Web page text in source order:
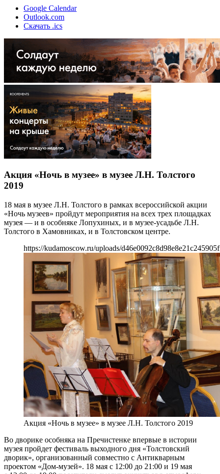
Google Calendar
Outlook.com
Скачать .ics
Акция «Ночь в музее» в музее Л.Н. Толстого
2019
18 мая в музее Л.Н. Толстого в рамках всероссийской акции
«Ночь музеев» пройдут мероприятия на всех трех площадках
музея — и в особняке Лопухиных, и в музее-усадьбе Л.Н.
Толстого в Хамовниках, и в Толстовском центре.
https://kudamoscow.ru/uploads/
Акция «Ночь в музее» в музее Л.Н. Толстого 2019
Во дворике особняка на Пречистенке впервые в истории
музея пройдет фестиваль выходного дня «Толстовский
дворик», организованный совместно с Антикварным
проектом «Дом-музей». 18 мая с 12:00 до 21:00 и 19 мая